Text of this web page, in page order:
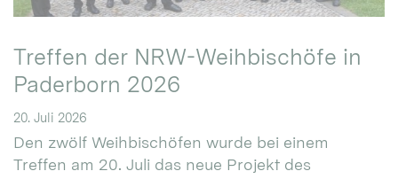
Treffen der NRW-Weihbischöfe in
Paderborn 2026
20. Juli 2026
Den zwölf Weihbischöfen wurde bei einem
Treffen am 20. Juli das neue Projekt des